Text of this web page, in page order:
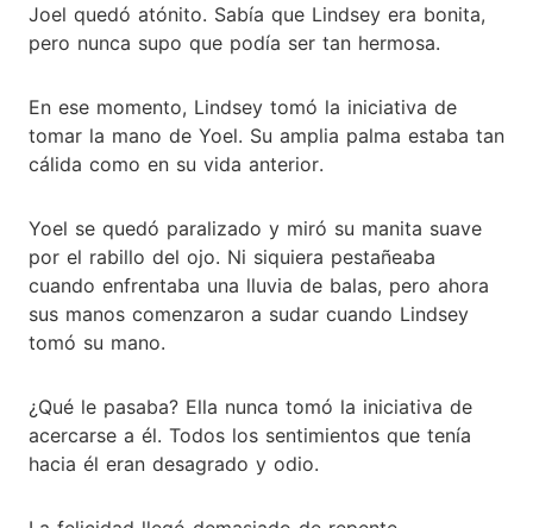
Joel quedó atónito. Sabía que Lindsey era bonita,
pero nunca supo que podía ser tan hermosa.
En ese momento, Lindsey tomó la iniciativa de
tomar la mano de Yoel. Su amplia palma estaba tan
cálida como en su vida anterior.
Yoel se quedó paralizado y miró su manita suave
por el rabillo del ojo. Ni siquiera pestañeaba
cuando enfrentaba una lluvia de balas, pero ahora
sus manos comenzaron a sudar cuando Lindsey
tomó su mano.
¿Qué le pasaba? Ella nunca tomó la iniciativa de
acercarse a él. Todos los sentimientos que tenía
hacia él eran desagrado y odio.